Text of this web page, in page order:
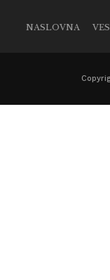
NASLOVNA